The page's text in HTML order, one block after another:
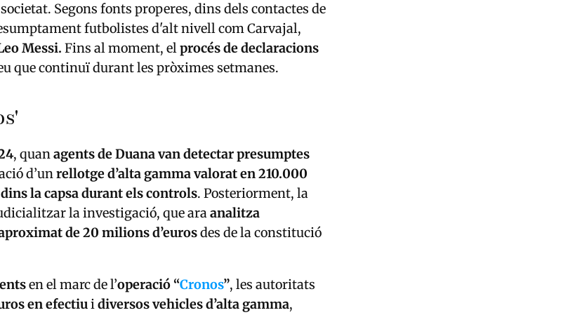
Segons fonts properes, dins dels contactes de
futbolistes d'alt nivell com Carvajal,
Messi. Fins al moment, elprocés de declaracions
que continuï durant les pròximes setmanes.
, quanagents de Duana van detectar presumptes
d’unrellotge d’alta gamma valorat en 210.000
la capsa durant els controls. Posteriorment, la
la investigació, que araanalitza
de 20 milions d’eurosdes de la constitució
en el marc de l’operació “Cronos”, les autoritats
en efectiuidiversos vehicles d’alta gamma,